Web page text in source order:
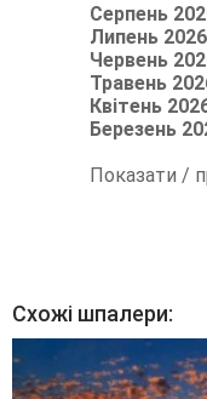
Серпень
Липень
Червень
Травень
Квітень
Березень
Показати /
Схожі шпалери: